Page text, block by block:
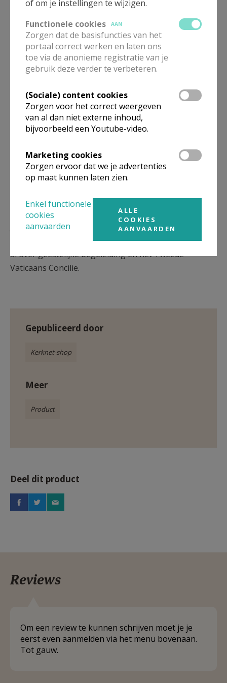
synode nodig en wat waren de hoogtepunten ervan?
Vervolgens reiken ze enkele ‘werven’ aan: andere
houdingen en manieren van aanpak, hervorming van
kerkelijke structuren en procedures en het zich laten
inspireren door bestaande synodale praktijken.
De synode heeft de Kerk veranderd. In een
toegankelijke stijl lichten de auteurs toe wat deze
verandering precies inhoudt en hoe ieder kan
bijdragen aan een meer synodale Kerk.
KRISTIN COLBERG doceert aan Saint John’s
University en School of Theology (Collegeville, VS) en
was lid van de theologische commissie die de synode
2021-2024 begeleidde.
JOS MOONS doceerde in Tilburg en Leuven en sinds
2025 in Boston College (Boston, VS). Hij publiceerde
al over geestelijke begeleiding en het Tweede
Vaticaans Concilie.
Gepubliceerd door
Kerknet-shop
Meer
Product
Deel dit product
Reviews
Om een review te kunnen schrijven moet je je
eerst even aanmelden via het menu bovenaan.
Tot gauw.
of om je instellingen te wijzigen.
Functionele cookies
AAN
Zorgen dat de basisfuncties van het
portaal correct werken en laten ons
toe via de anonieme registratie van je
gebruik deze verder te verbeteren.
(Sociale) content cookies
Zorgen voor het correct weergeven
van al dan niet externe inhoud,
bijvoorbeeld een Youtube-video.
Marketing cookies
Zorgen ervoor dat we je advertenties
op maat kunnen laten zien.
Enkel functionele
cookies
aanvaarden
ALLE
COOKIES
AANVAARDEN